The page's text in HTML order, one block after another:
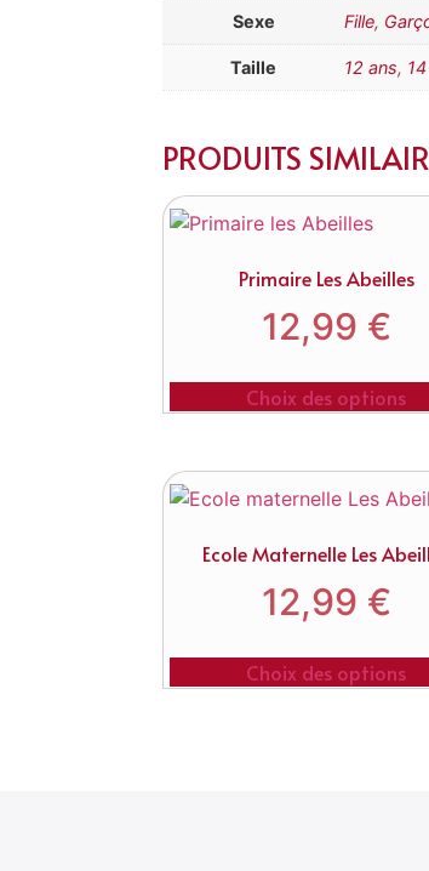
Sexe Fille,
Taille 12 ans,
PRODUITS
Primaire Les Abeilles
12,99 €
Choix des options
Ecole Maternelle Les
12,99 €
Choix des options